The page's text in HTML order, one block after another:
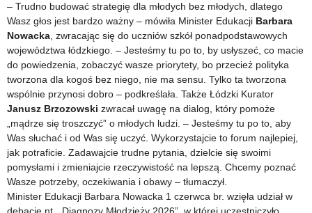
– Trudno budować strategię dla młodych bez młodych, dlatego
Wasz głos jest bardzo ważny – mówiła Minister Edukacji Barbara
Nowacka , zwracając się do uczniów szkół ponadpodstawowych
województwa łódzkiego. – Jesteśmy tu po to, by usłyszeć, co macie
do powiedzenia, zobaczyć wasze priorytety, bo przecież polityka
tworzona dla kogoś bez niego, nie ma sensu. Tylko ta tworzona
wspólnie przynosi dobro – podkreślała. Także Łódzki Kurator
Janusz Brzozowski zwracał uwagę na dialog, który pomoże
„mądrze się troszczyć” o młodych ludzi. – Jesteśmy tu po to, aby
Was słuchać i od Was się uczyć. Wykorzystajcie to forum najlepiej,
jak potraficie. Zadawajcie trudne pytania, dzielcie się swoimi
pomysłami i zmieniajcie rzeczywistość na lepszą. Chcemy poznać
Wasze potrzeby, oczekiwania i obawy – tłumaczył.
Minister Edukacji Barbara Nowacka 1 czerwca br. wzięła udział w
Gminnego
w
Dąbrówce-
Strumiany
Dziecka